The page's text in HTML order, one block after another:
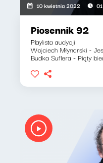
10 kwietnia 2022
Piosennik 92
Playlista audycji:
Wojciech Młynarski -
Budka Suflera - Piąty